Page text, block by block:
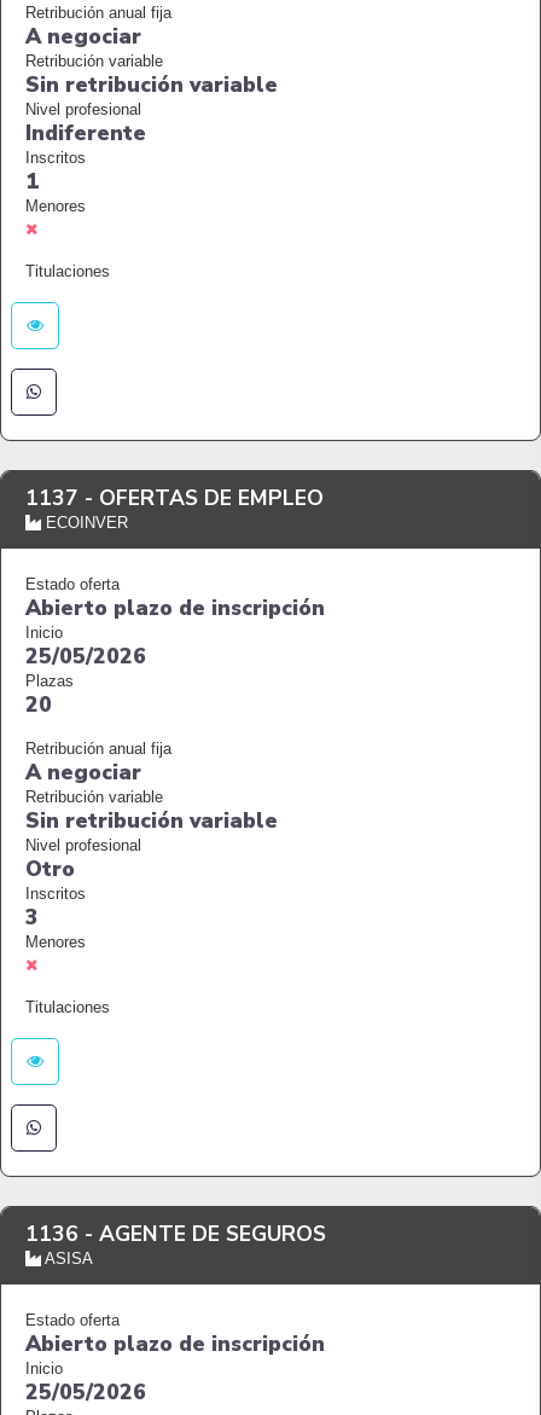
Retribución anual fija
A negociar
Retribución variable
Sin retribución variable
Nivel profesional
Indiferente
Inscritos
1
Menores
Titulaciones
1137 - OFERTAS DE EMPLEO
ECOINVER
Estado oferta
Abierto plazo de inscripción
Inicio
25/05/2026
Plazas
20
Retribución anual fija
A negociar
Retribución variable
Sin retribución variable
Nivel profesional
Otro
Inscritos
3
Menores
Titulaciones
1136 - AGENTE DE SEGUROS
ASISA
Estado oferta
Abierto plazo de inscripción
Inicio
25/05/2026